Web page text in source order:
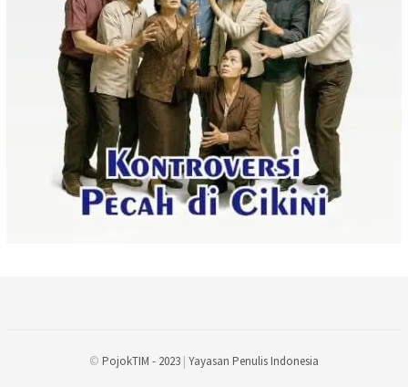
© PojokTIM - 2023 | Yayasan Penulis Indonesia